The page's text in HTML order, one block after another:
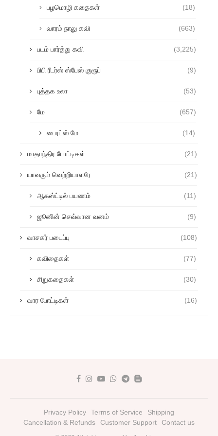
பழமொழி கதைகள் (18)
வாரம் நாலு கவி (663)
படம் பார்த்து கவி (3,225)
பிபி ரீடர்ஸ் ஸ்பேஸ் குரூப் (9)
புத்தக உலா (53)
மே (657)
பைரட்ஸ் மே (14)
மாதாந்திர போட்டிகள் (21)
யாவரும் வெற்றியாளரே (21)
ஆகஸ்ட்டில் பயணம் (11)
ஜூனின் செவ்வான வனம் (9)
வாசகர் படைப்பு (108)
கவிதைகள் (77)
சிறுகதைகள் (30)
வார போட்டிகள் (16)
Privacy Policy Terms of Service
Shipping
Cancellation & Refunds
Customer Support Contact us